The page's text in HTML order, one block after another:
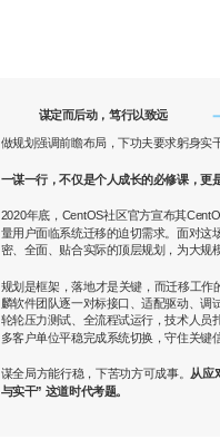
谋定而后动，笃行以致远
做规划强调前瞻布局，下功夫要求躬身实干
一谋一行，不仅是个人成长的必修课，更
2020年底，CentOS社区官方宣布其
量用户面临系统迁移的迫切需求。面对这
密、全面、贴合实际的顶层规划，为大规
规划是框架，落地才是关键，而迁移工
麟软件团队逐一对标接口、适配驱动、
轮轮压力测试、全流程试运行，技术人员
多客户单位平稳完成系统切换，守住关键
谋全局方能行稳，下苦功方可成事。从应
与实干” 这道时代考题。